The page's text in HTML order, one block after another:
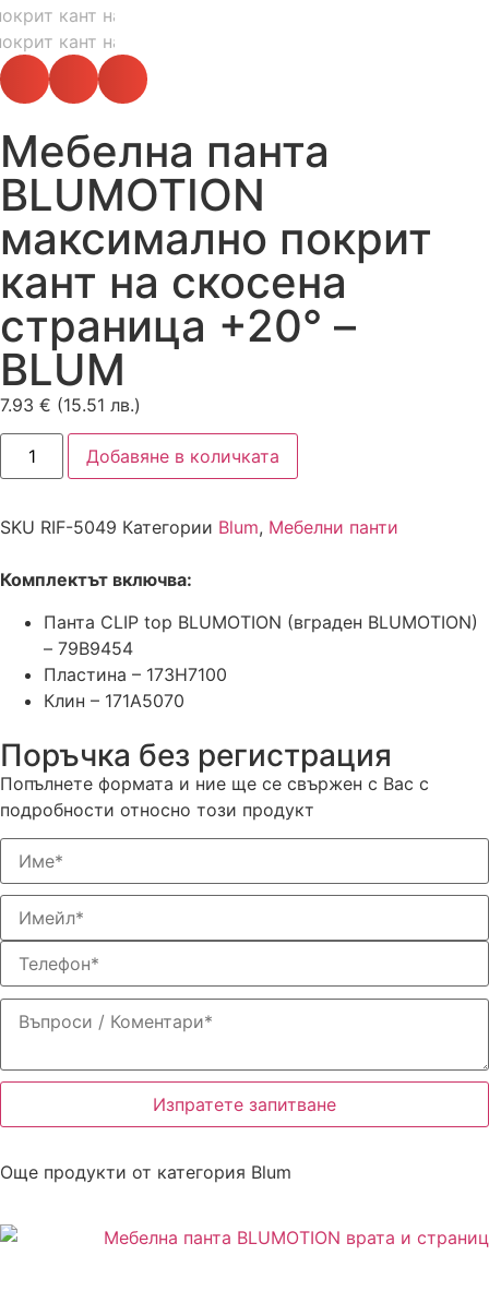
Мебелна панта
BLUMOTION
максимално покрит
кант на скосена
страница +20° –
BLUM
7.93 € (15.51 лв.)
Добавяне в количката
SKU RIF-5049 Категории Blum, Мебелни панти
Комплектът включва:
Панта CLIP top BLUMOTION (вграден BLUMOTION)
– 79B9454
Пластина – 173H7100
Клин – 171A5070
Поръчка без регистрация
Попълнете формата и ние ще се свържен с Вас с
подробности относно този продукт
Изпратете запитване
Още продукти от категория Blum